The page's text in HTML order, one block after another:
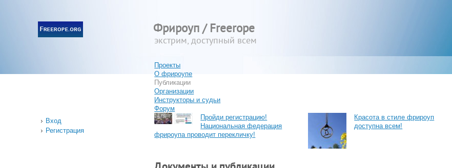
Фрироуп / Freerope
экстрим, доступный всем
Проекты
О фрироупе
Публикации
Организации
Инструкторы и судьи
Форум
Вход
Регистрация
Пройди регистрацию!
Национальная федерация
фрироупа проводит перекличку!
Красота в стиле фрироуп
доступна всем!